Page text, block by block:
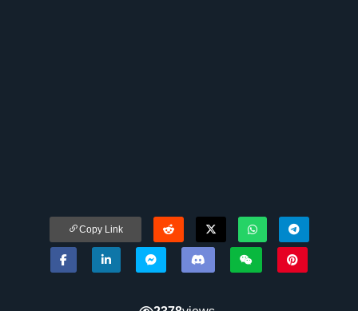
Copy Link